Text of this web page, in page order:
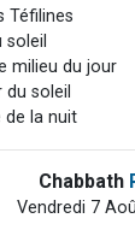
Téfilines
soleil
milieu du jour
du soleil
de la nuit
Chabbath
Vendredi 7